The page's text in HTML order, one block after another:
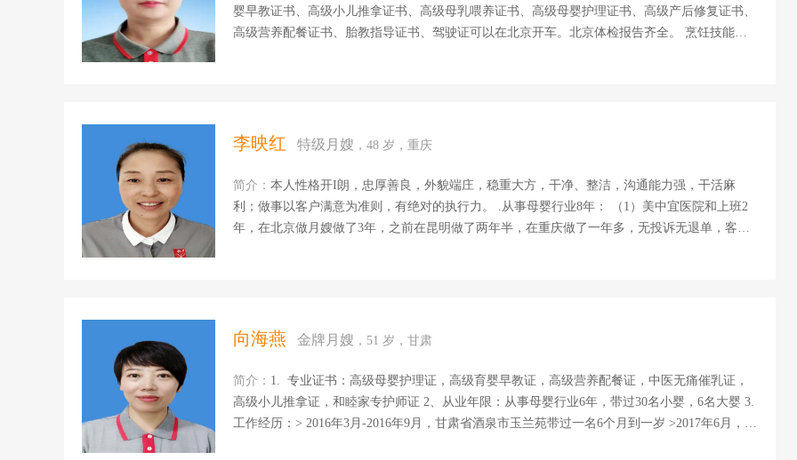
婴早教证书、高级小儿推拿证书、高级母乳喂养证书、高级母婴护理证书、高级产后修复证书、
高级营养配餐证书、胎教指导证书、驾驶证可以在北京开车。北京体检报告齐全。 烹饪技能：
带四个月男宝，辅助家务。 2019年11月在北京继续学习这一行业全科3个月. 2020年3月～至今在
李映红 特级月嫂 ，48 岁，重庆
简介： 本人性格开I朗，忠厚善良，外貌端庄，稳重大方，干净、整洁，沟通能力强，干活麻
利；做事以客户满意为准则，有绝对的执行力。 .从事母婴行业8年： （1）美中宜医院和上班2
年，在北京做月嫂做了3年，之前在昆明做了两年半，在重庆做了一年多，无投诉无退单，客户
家工作，收入稳定。 6，获得证书： （1）高级母婴护理师证 （2）高级母乳喂养指导师 （3）高
心传递给...
向海燕 金牌月嫂 ，51 岁，甘肃
简介： 1. 专业证书：高级母婴护理证，高级育婴早教证，高级营养配餐证，中医无痛催乳证，
高级小儿推拿证，和睦家专护师证 2、从业年限：从事母婴行业6年，带过30名小婴，6名大婴 3.
工作经历：> 2016年3月-2016年9月，甘肃省酒泉市玉兰苑带过一名6个月到一岁 >2017年6月，在